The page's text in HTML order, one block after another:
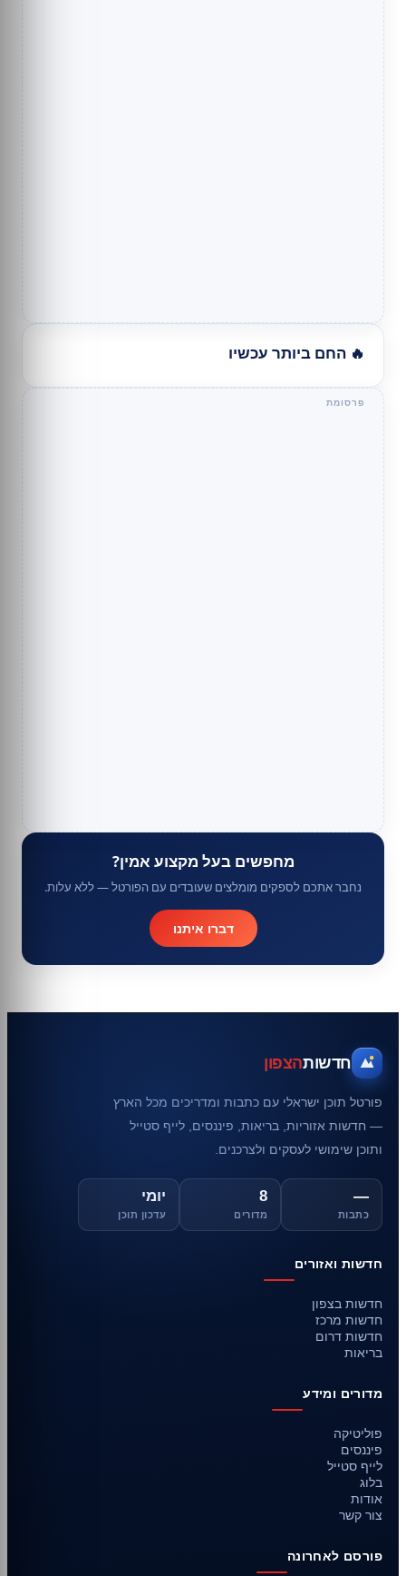
🔥 החם ביותר עכשיו
מחפשים בעל מקצוע אמין?
נחבר אתכם לספקים מומלצים שעובדים עם הפורטל — ללא עלות.
דברו איתנו
חדשותהצפון
פורטל תוכן ישראלי עם כתבות ומדריכים מכל הארץ
— חדשות אזוריות, בריאות, פיננסים, לייף סטייל
ותוכן שימושי לעסקים ולצרכנים.
—
כתבות
8
מדורים
יומי
עדכון תוכן
חדשות ואזורים
חדשות בצפון
חדשות מרכז
חדשות דרום
בריאות
מדורים ומידע
פוליטיקה
פיננסים
לייף סטייל
בלוג
אודות
צור קשר
פורסם לאחרונה